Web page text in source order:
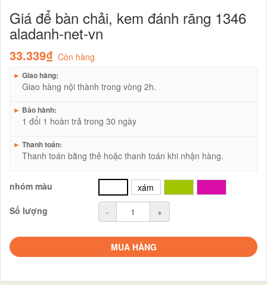
Giá để bàn chải, kem đánh răng 1346
aladanh-net-vn
33.339₫ Còn hàng
► Giao hàng:
Giao hàng nội thành trong vòng 2h.
► Bảo hành:
1 đổi 1 hoàn trả trong 30 ngày
► Thanh toán:
Thanh toán bằng thẻ hoặc thanh toán khi nhận hàng.
nhóm màu xám
Số lượng
- +
MUA HÀNG